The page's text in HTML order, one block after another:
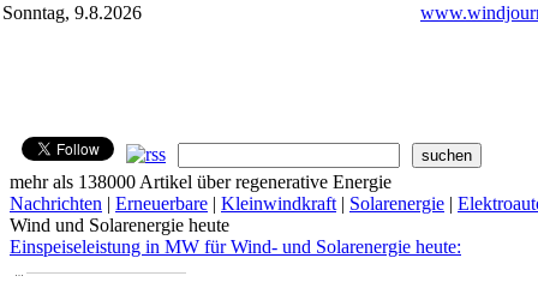
Sonntag, 9.8.2026
mehr als 138000 Artikel über regenerative Energie
Nachrichten | Erneuerbare | Kleinwindkraft | Solarenergie |
Wind und Solarenergie heute
Einspeiseleistung in MW für Wind- und Solarenergie heute:
…